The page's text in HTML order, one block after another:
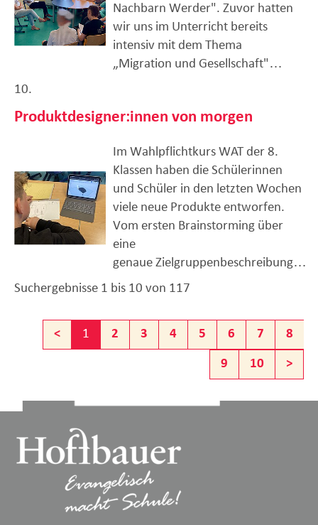
Nachbarn Werder". Zuvor hatten
wir uns im Unterricht bereits
intensiv mit dem Thema
„Migration und Gesellschaft"…
10.
Produktdesigner:innen von morgen
Im Wahlpflichtkurs WAT der 8.
Klassen haben die Schülerinnen
und Schüler in den letzten Wochen
viele neue Produkte entworfen.
Vom ersten Brainstorming über
eine
genaue Zielgruppenbeschreibung…
Suchergebnisse 1 bis 10 von 117
< 1 2 3 4 5 6 7 8
9 10 >